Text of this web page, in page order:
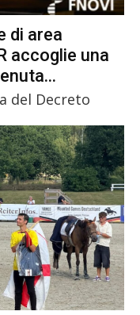
di area
accoglie una
del Decreto